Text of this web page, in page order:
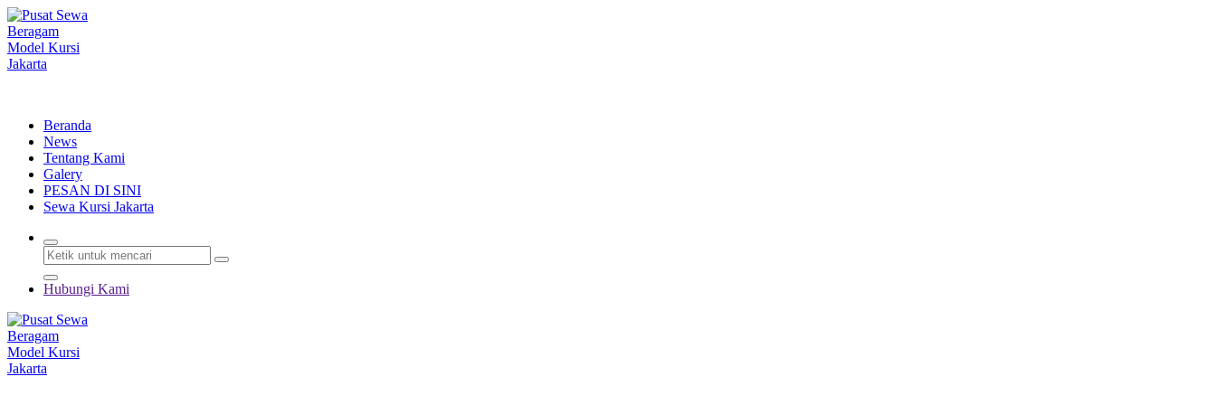
Lewati
ke
konten
Beranda
News
Tentang Kami
Galery
PESAN DI SINI
Sewa Kursi Jakarta
Hubungi Kami